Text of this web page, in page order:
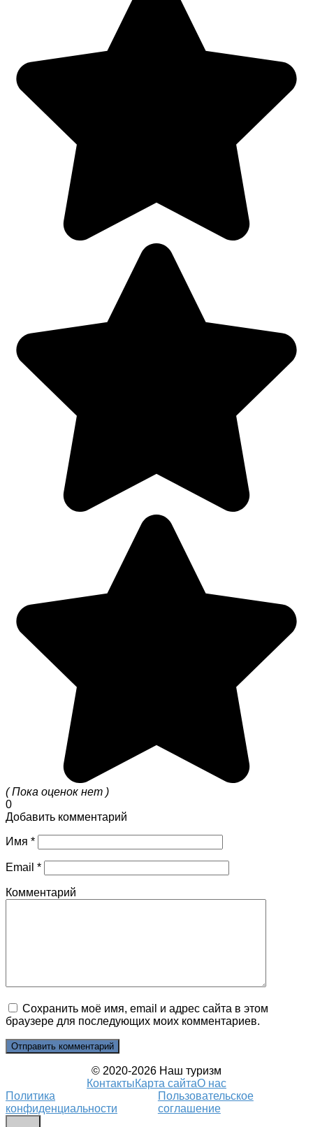
( Пока оценок нет )
0
Добавить комментарий
Имя *
Email *
Комментарий
Сохранить моё имя, email и адрес сайта в этом
браузере для последующих моих комментариев.
© 2020-2026 Наш туризм
КонтактыКарта сайтаО нас
Политика
конфиденциальности
Пользовательское
соглашение